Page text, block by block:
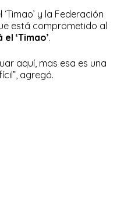
y la Federación
está comprometido al
‘Timao’.
aquí, mas esa es una
agregó.